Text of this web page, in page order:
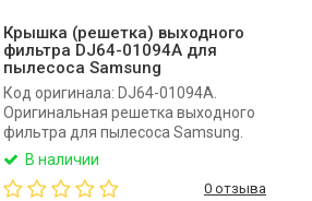
Крышка (решетка) выходного
фильтра DJ64-01094A для
пылесоса Samsung
Код оригинала: DJ64-01094A.
Оригинальная решетка выходного
фильтра для пылесоса Samsung.
В наличии
0 отзыва